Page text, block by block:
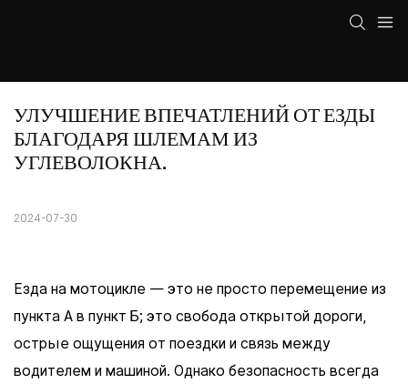
УЛУЧШЕНИЕ ВПЕЧАТЛЕНИЙ ОТ ЕЗДЫ
БЛАГОДАРЯ ШЛЕМАМ ИЗ
УГЛЕВОЛОКНА.
2024-07-30
Езда на мотоцикле — это не просто перемещение из
пункта А в пункт Б; это свобода открытой дороги,
острые ощущения от поездки и связь между
водителем и машиной. Однако безопасность всегда